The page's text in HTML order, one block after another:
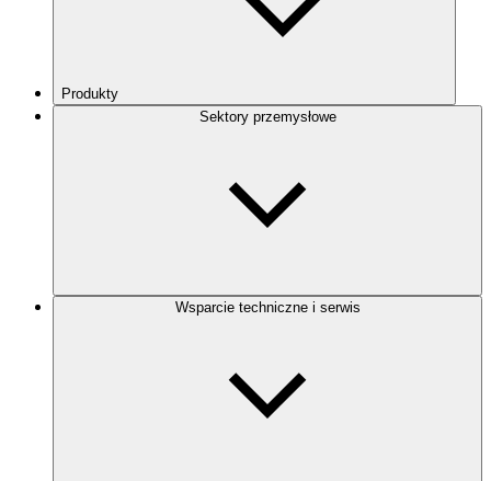
Produkty
Sektory przemysłowe
Wsparcie techniczne i serwis